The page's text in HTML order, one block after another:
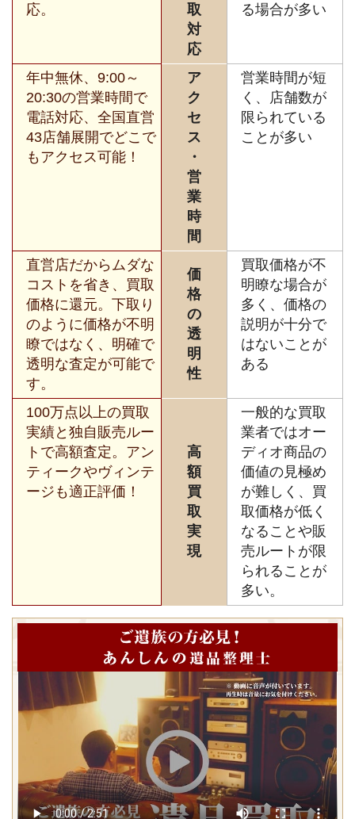
応。
取
対
応
る場合が多い
年中無休、9:00～
20:30の営業時間で
電話対応、全国直営
43店舗展開でどこで
もアクセス可能！
ア
ク
セ
ス
・
営
業
時
間
営業時間が短
く、店舗数が
限られている
ことが多い
直営店だからムダな
コストを省き、買取
価格に還元。下取り
のように価格が不明
瞭ではなく、明確で
透明な査定が可能で
す。
価
格
の
透
明
性
買取価格が不
明瞭な場合が
多く、価格の
説明が十分で
はないことが
ある
100万点以上の買取
実績と独自販売ルー
トで高額査定。アン
ティークやヴィンテ
ージも適正評価！
高
額
買
取
実
現
一般的な買取
業者ではオー
ディオ商品の
価値の見極め
が難しく、買
取価格が低く
なることや販
売ルートが限
られることが
多い。